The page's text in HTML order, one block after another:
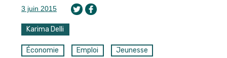
3 juin 2015
Karima Delli
Économie Emploi
Jeunesse